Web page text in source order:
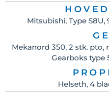
Mitsubishi, Type S8U,
Mekanord 350, 2 stk. pto,
Gearboks type
Helseth, 4